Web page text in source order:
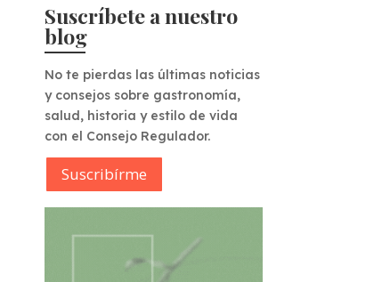
Suscríbete a nuestro
blog
No te pierdas las últimas noticias
y consejos sobre gastronomía,
salud, historia y estilo de vida
con el Consejo Regulador.
Suscribírme